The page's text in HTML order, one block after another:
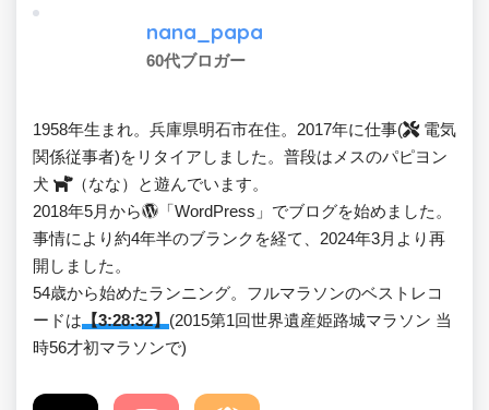
nana_papa
60代ブロガー
1958年生まれ。兵庫県明石市在住。2017年に仕事(
電気
関係従事者)をリタイアしました。普段はメスのパピヨン
犬
（なな）と遊んでいます。
2018年5月から
「WordPress」でブログを始めました。
事情により約4年半のブランクを経て、2024年3月より再
開しました。
54歳から始めたランニング。フルマラソンのベストレコ
ードは【3:28:32】(2015第1回世界遺産姫路城マラソン 当
時56才初マラソンで)